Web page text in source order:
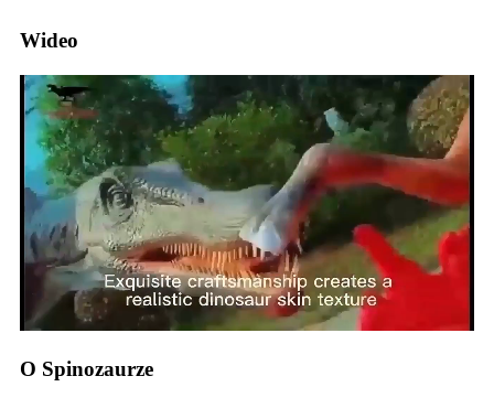
Wideo
O Spinozaurze